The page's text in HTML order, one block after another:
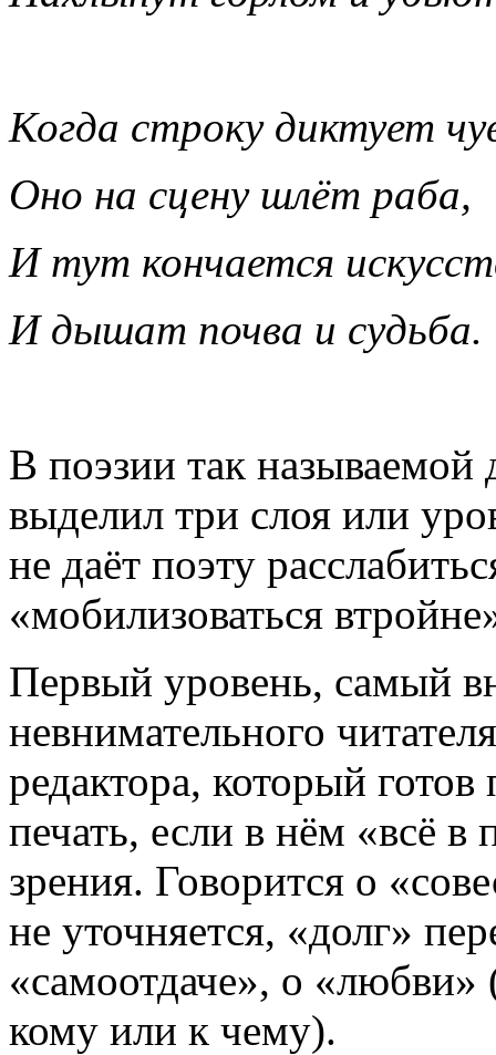
Когда строку диктует
Оно на сцену шлёт раба,
И тут кончается
И дышат почва и судьба.
В поэзии так
выделил три слоя или
не даёт поэту
«мобилизоваться
Первый уровень, самый
невнимательного
редактора, который
печать, если в нём «всё
зрения. Говорится о
не уточняется, «долг»
«самоотдаче», о «любви»
кому или к чему).